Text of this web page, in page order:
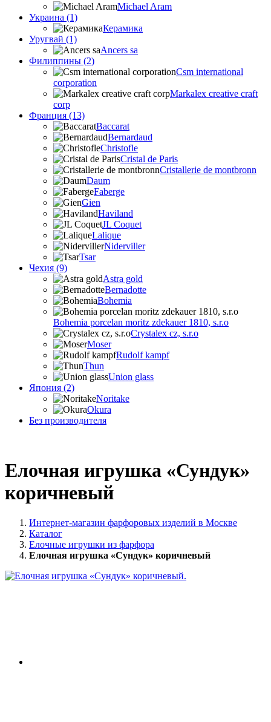
Michael Aram
Украина (1)
Керамика
Уругвай (1)
Ancers sa
Филиппины (2)
Csm international
corporation
Markalex creative craft
corp
Франция (13)
Baccarat
Bernardaud
Christofle
Cristal de Paris
Cristallerie de montbronn
Daum
Faberge
Gien
Haviland
JL Coquet
Lalique
Niderviller
Tsar
Чехия (9)
Astra gold
Bernadotte
Bohemia
Bohemia porcelan moritz zdekauer 1810, s.r.o
Crystalex cz, s.r.o
Moser
Rudolf kampf
Thun
Union glass
Япония (2)
Noritake
Okura
Без производителя
Елочная игрушка «Сундук»
коричневый
Интернет-магазин фарфоровых изделий в Москве
Каталог
Елочные игрушки из фарфора
Елочная игрушка «Сундук» коричневый